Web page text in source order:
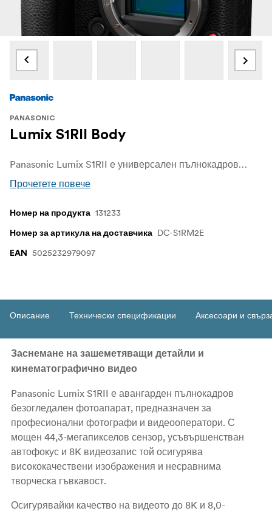
PANASONIC
Lumix S1RII Body
Panasonic Lumix S1RII е универсален пълнокадров безогледален фотоапарат, който съчетава висококачествени фотографски характеристики с усъвършенствани видеовъзможности. Предназначен за творци, които искат да превключват безпроблемно между заснемането на снимки с висока резолюция и записването на видео от професионален клас, фотоапаратът е оборудван с 44,3-мегапикселов сензор, интелигентна система за автоматично фокусиране и надеждна стабилизация на изображението за ясни и стабилни резултати както в режимите за снимки, така и в режимите за видео.
Прочетете повече
Номер на продукта 131233
Номер за артикула на доставчика DC-S1RM2E
EAN 5025232979097
Описание Технически спецификации Аксесоари и
Заснемане на зашеметяващи детайли и
кинематографично видео
Panasonic Lumix S1RII е авангарден пълнокадров
безогледален фотоапарат, предназначен за
професионални фотографи и видеооператори. С
мощен 44,3-мегапикселов сензор, усъвършенстван
автофокус и 8K видеозапис той осигурява
висококачествени изображения и несравнима
творческа гъвкавост.
Осигурявайки качество на видеото до 8K и 8,0-